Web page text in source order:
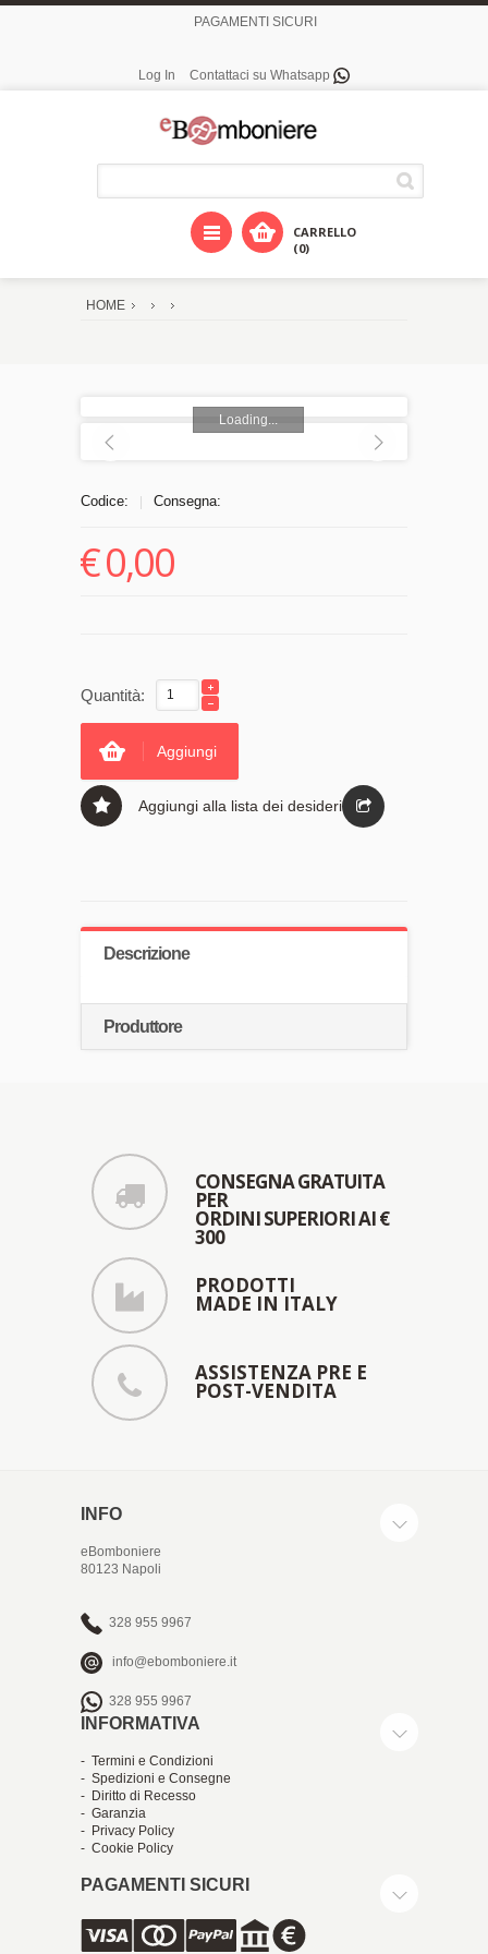
PAGAMENTI SICURI
Log In Contattaci su Whatsapp
CARRELLO
(0)
HOME
Loading...
Codice: Consegna:
€0,00
Quantità:
Aggiungi
Aggiungi alla lista dei desideri
Descrizione
Produttore
CONSEGNA GRATUITA
PER
ORDINI SUPERIORI AI €
300
PRODOTTI
MADE IN ITALY
ASSISTENZA PRE E
POST-VENDITA
INFO
eBomboniere
80123 Napoli
328 955 9967
info@ebomboniere.it
328 955 9967
INFORMATIVA
- Termini e Condizioni
- Spedizioni e Consegne
- Diritto di Recesso
- Garanzia
- Privacy Policy
- Cookie Policy
PAGAMENTI SICURI